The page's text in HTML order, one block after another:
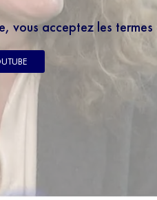
vous acceptez les